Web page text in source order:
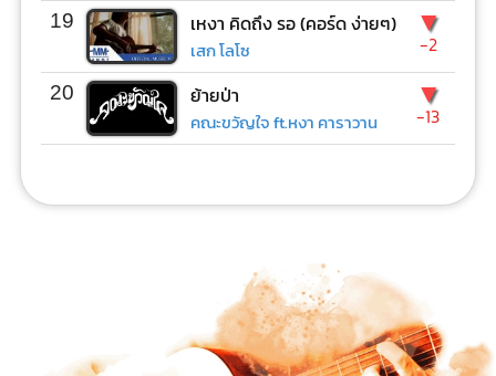
19 เหงา คิดถึง รอ (คอร์ด ง่ายๆ)
เสก โลโซ
▼
-2
20 ย้ายป่า
คณะขวัญใจ ft.หงา คาราวาน
▼
-13